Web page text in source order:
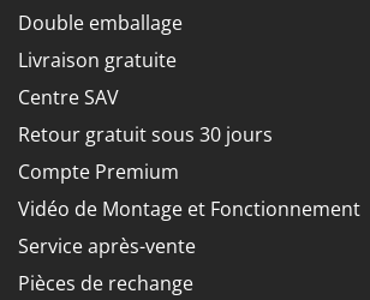
Double emballage
Livraison gratuite
Centre SAV
Retour gratuit sous 30 jours
Compte Premium
Vidéo de Montage et Fonctionnement
Service après-vente
Pièces de rechange